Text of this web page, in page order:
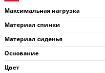
Максимальная нагрузка
Материал спинки
Материал сиденья
Основание
Цвет